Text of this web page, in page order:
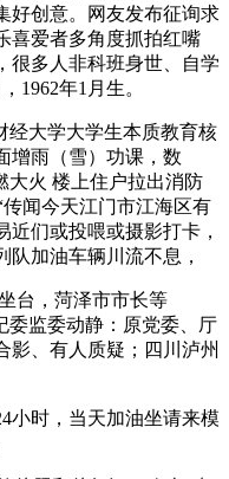
好创意。网友发布征询求
喜爱者多角度抓拍红嘴
多人非科班身世、自学
1962年1月生。
大学大学生本质教育核
增雨（雪）功课，数
大火 楼上住户拉出消防
闻今天江门市江海区有
们或投喂或摄影打卡，
队加油车辆川流不息，
，菏泽市市长等
委监委动静：原党委、厅
影、有人质疑；四川泸州
时，当天加油坐请来模